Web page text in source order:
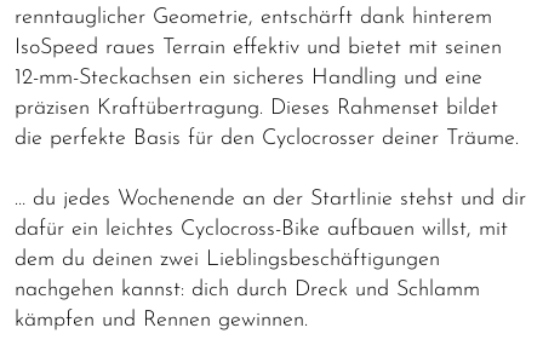
renntauglicher Geometrie, entschärft dank hinterem
IsoSpeed raues Terrain effektiv und bietet mit seinen
12-mm-Steckachsen ein sicheres Handling und eine
präzisen Kraftübertragung. Dieses Rahmenset bildet
die perfekte Basis für den Cyclocrosser deiner Träume.
… du jedes Wochenende an der Startlinie stehst und dir
dafür ein leichtes Cyclocross-Bike aufbauen willst, mit
dem du deinen zwei Lieblingsbeschäftigungen
nachgehen kannst: dich durch Dreck und Schlamm
kämpfen und Rennen gewinnen.